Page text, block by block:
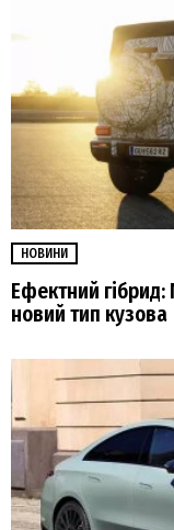
НОВИНИ
Ефектний
новий тип кузова